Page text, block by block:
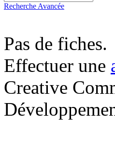
Recherche Avancée
Pas de fiches.
Effectuer une
Creative